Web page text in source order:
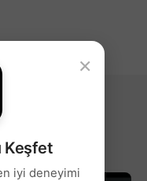
×
Keşfet
iyi deneyimi